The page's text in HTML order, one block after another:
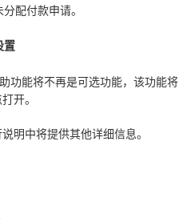
配付款申请。
置
功能将不再是可选功能，该功能将
开。
明中将提供其他详细信息。